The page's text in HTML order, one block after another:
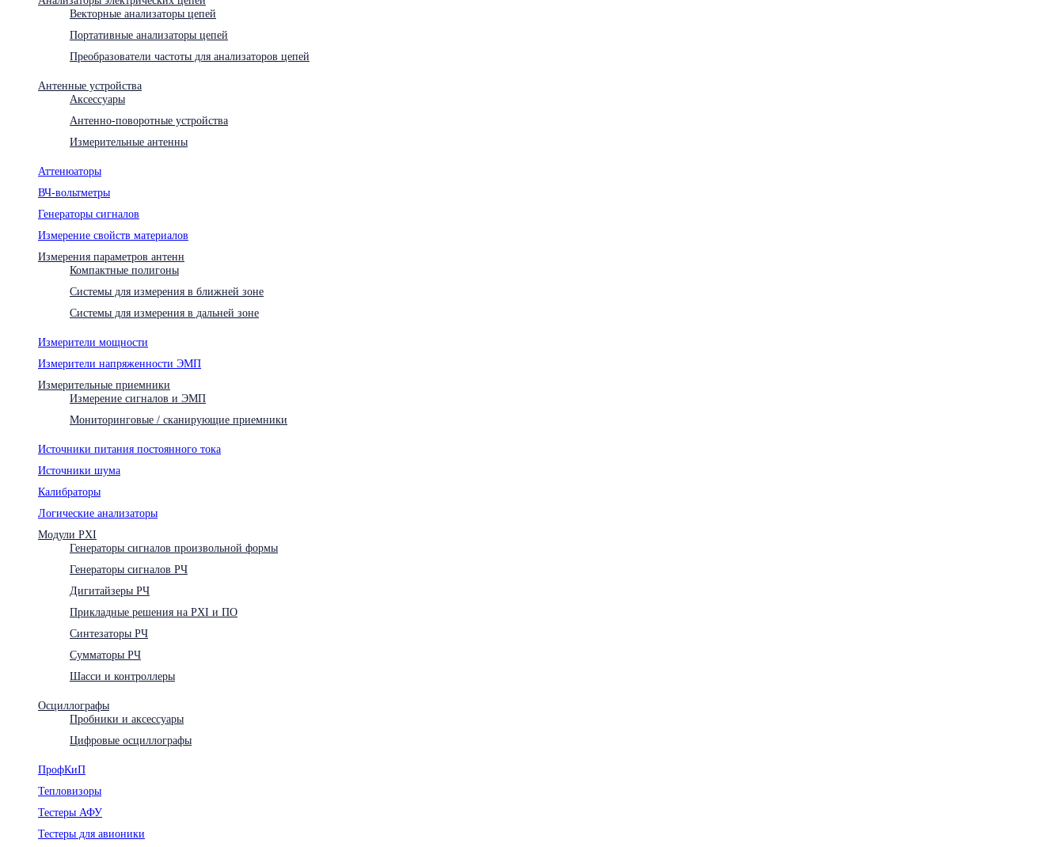
Векторные анализаторы цепей
Портативные анализаторы цепей
Преобразователи частоты для анализаторов цепей
Антенные устройства
Аксессуары
Антенно-поворотные устройства
Измерительные антенны
Аттенюаторы
ВЧ-вольтметры
Генераторы сигналов
Измерение свойств материалов
Измерения параметров антенн
Компактные полигоны
Системы для измерения в ближней зоне
Системы для измерения в дальней зоне
Измерители мощности
Измерители напряженности ЭМП
Измерительные приемники
Измерение сигналов и ЭМП
Мониторинговые / сканирующие приемники
Источники питания постоянного тока
Источники шума
Калибраторы
Логические анализаторы
Модули PXI
Генераторы сигналов произвольной формы
Генераторы сигналов РЧ
Дигитайзеры РЧ
Прикладные решения на PXI и ПО
Синтезаторы РЧ
Сумматоры РЧ
Шасси и контроллеры
Осциллографы
Пробники и аксессуары
Цифровые осциллографы
ПрофКиП
Тепловизоры
Тестеры АФУ
Тестеры для авионики